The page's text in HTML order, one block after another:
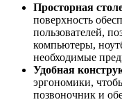
Просторная
поверхность
пользователей,
компьютеры,
необходимые
Удобная
эргономики,
позвоночник и